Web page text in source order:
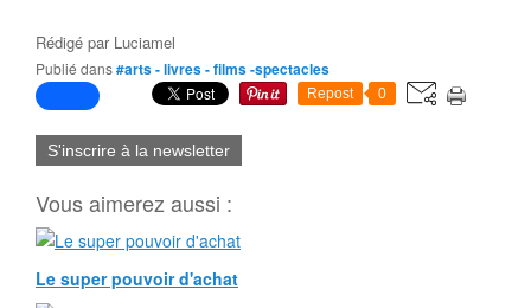
Rédigé par Luciamel
Publié dans#arts - livres - films -spectacles
Repost 0
S'inscrire à la newsletter
Vous aimerez aussi :
Le super pouvoir d'achat